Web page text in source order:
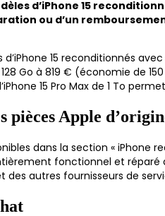
d’iPhone 15
ou d’un
15 reconditionnés
Go à 819 € (économie de
15 Pro Max de 1 To
pièces Apple
dans la section « iPhone
fonctionnel et réparé
autres fournisseurs de